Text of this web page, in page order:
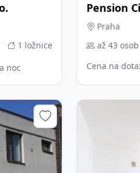
1 ložnice
noc
Pension
Praha
až 43 osob
Cena na